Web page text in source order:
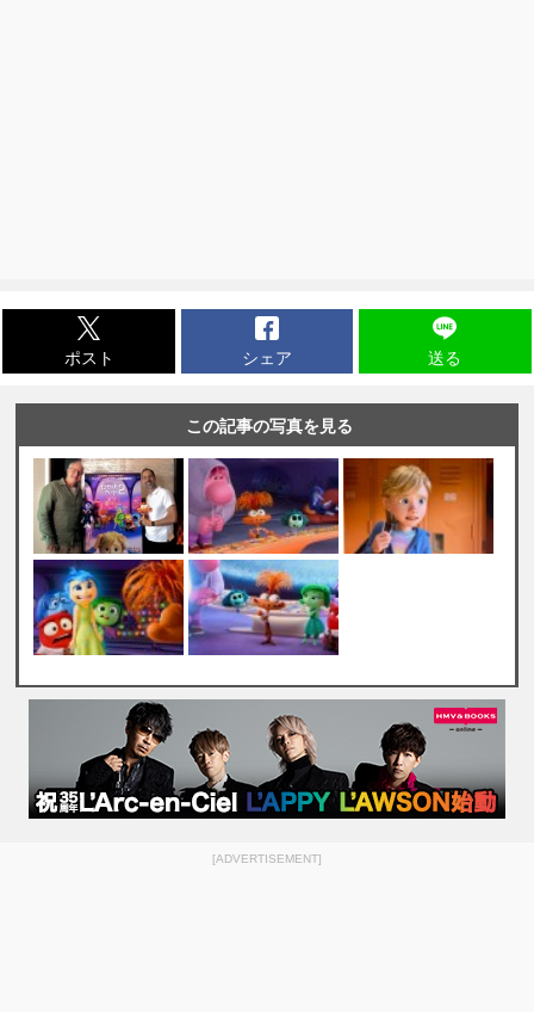
ポスト シェア 送る
この記事の写真を見る
[ADVERTISEMENT]